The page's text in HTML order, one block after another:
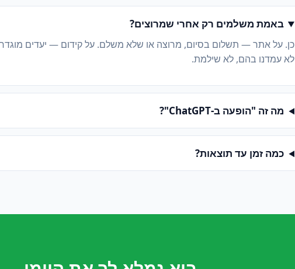
באמת משלמים רק אחרי שמרוצים?
כן. על אתר — תשלום בסיום, מרוצה או שלא משלם. על קידום — יעדים
לא עמדנו בהם, לא שילמת.
מה זה "הופעה ב-ChatGPT"?
כמה זמן עד תוצאות?